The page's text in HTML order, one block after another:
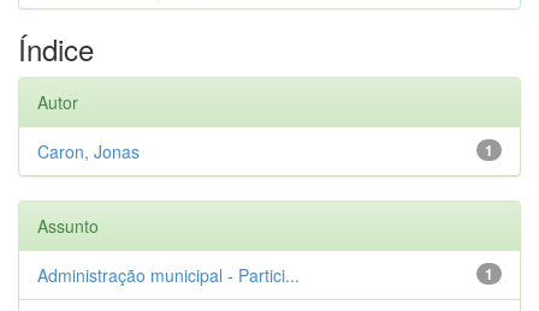
Índice
Autor
1
Caron, Jonas
Assunto
1
Administração municipal - Partici...